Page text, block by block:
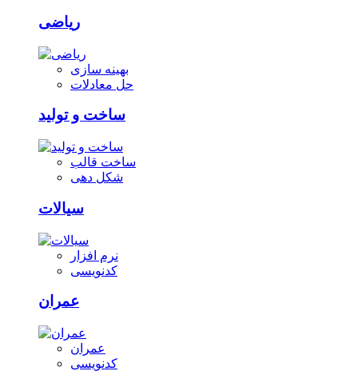
ریاضی
بهینه سازی
حل معادلات
ساخت و تولید
ساخت قالب
شکل دهی
سیالات
نرم افزار
کدنویسی
عمران
عمران
کدنویسی